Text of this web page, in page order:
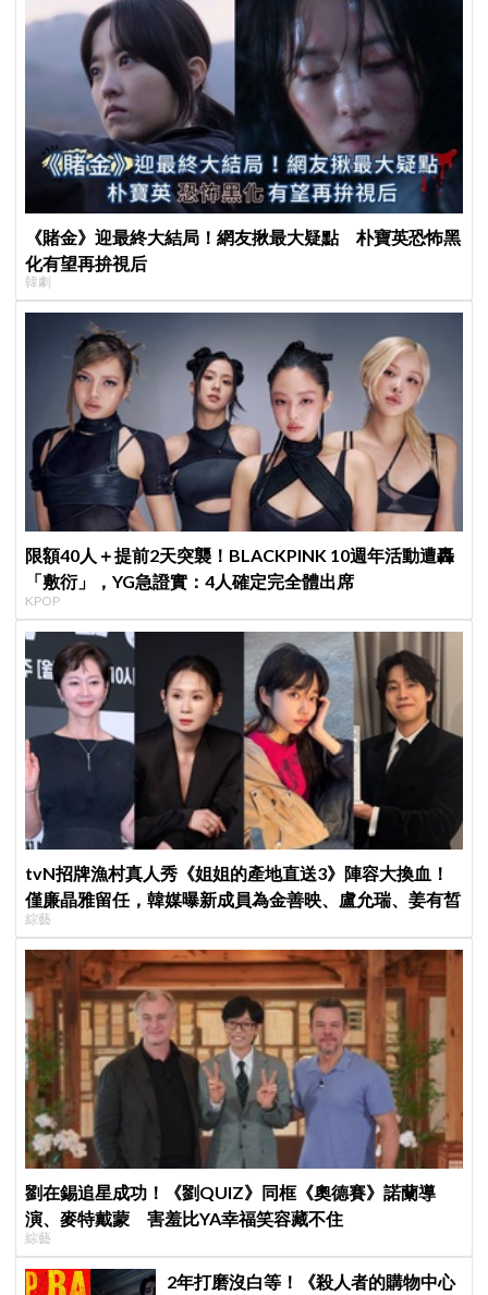
《賭金》迎最終大結局！網友揪最大疑點 朴寶英恐怖黑
化有望再拚視后
韓劇
限額40人＋提前2天突襲！BLACKPINK 10週年活動遭轟
「敷衍」，YG急證實：4人確定完全體出席
KPOP
tvN招牌漁村真人秀《姐姐的產地直送3》陣容大換血！
僅廉晶雅留任，韓媒曝新成員為金善映、盧允瑞、姜有皙
綜藝
劉在錫追星成功！《劉QUIZ》同框《奧德賽》諾蘭導
演、麥特戴蒙 害羞比YA幸福笑容藏不住
綜藝
2年打磨沒白等！《殺人者的購物中心